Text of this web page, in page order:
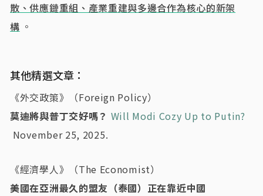
散、供應鏈重組、產業重建與多邊合作為核心的新架
構 。
其他精選文章：
《外交政策》（Foreign Policy）
莫迪將與普丁交好嗎？ Will Modi Cozy Up to Putin?
November 25, 2025.
《經濟學人》（The Economist）
美國在亞洲最久的盟友（泰國）正在靠近中國